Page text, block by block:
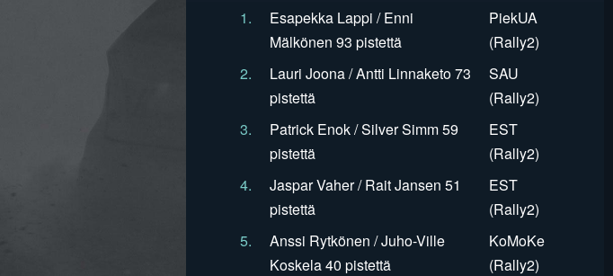
1.
Esapekka Lappi / Enni
Mälkönen 93 pistettä
PiekUA
(Rally2)
2.
Lauri Joona / Antti Linnaketo 73
pistettä
SAU
(Rally2)
3.
Patrick Enok / Silver Simm 59
pistettä
EST
(Rally2)
4.
Jaspar Vaher / Rait Jansen 51
pistettä
EST
(Rally2)
5.
Anssi Rytkönen / Juho-Ville
Koskela 40 pistettä
KoMoKe
(Rally2)